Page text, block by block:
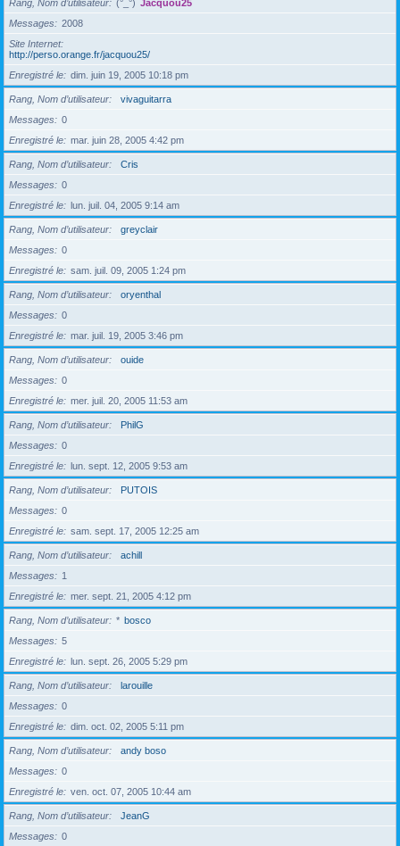
Rang, Nom d’utilisateur (°_°) Jacquou25
Messages
2008
Site Internet
http://perso.orange.fr/jacquou25/
Enregistré le
dim. juin 19, 2005 10:18 pm
Rang, Nom d’utilisateur
vivaguitarra
Messages
0
Enregistré le
mar. juin 28, 2005 4:42 pm
Rang, Nom d’utilisateur
Cris
Messages
0
Enregistré le
lun. juil. 04, 2005 9:14 am
Rang, Nom d’utilisateur
greyclair
Messages
0
Enregistré le
sam. juil. 09, 2005 1:24 pm
Rang, Nom d’utilisateur
oryenthal
Messages
0
Enregistré le
mar. juil. 19, 2005 3:46 pm
Rang, Nom d’utilisateur
ouide
Messages
0
Enregistré le
mer. juil. 20, 2005 11:53 am
Rang, Nom d’utilisateur
PhilG
Messages
0
Enregistré le
lun. sept. 12, 2005 9:53 am
Rang, Nom d’utilisateur
PUTOIS
Messages
0
Enregistré le
sam. sept. 17, 2005 12:25 am
Rang, Nom d’utilisateur
achill
Messages
1
Enregistré le
mer. sept. 21, 2005 4:12 pm
Rang, Nom d’utilisateur * bosco
Messages
5
Enregistré le
lun. sept. 26, 2005 5:29 pm
Rang, Nom d’utilisateur
larouille
Messages
0
Enregistré le
dim. oct. 02, 2005 5:11 pm
Rang, Nom d’utilisateur
andy boso
Messages
0
Enregistré le
ven. oct. 07, 2005 10:44 am
Rang, Nom d’utilisateur
JeanG
Messages
0